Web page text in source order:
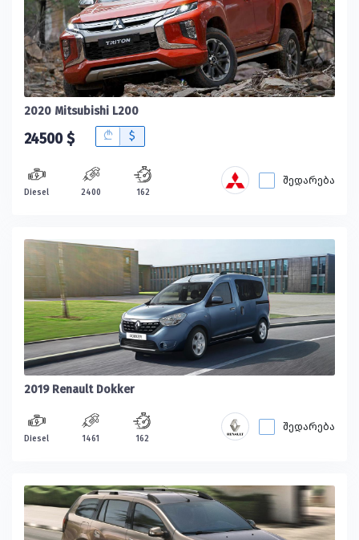
2020 Mitsubishi L200
24500 $ B $
Diesel 2400 162
შედარება
2019 Renault Dokker
Diesel 1461 162
შედარება